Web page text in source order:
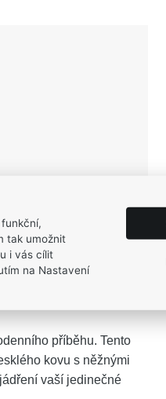
příběhu. Tento
kovu s něžnými
vaší jedinečné
tak umožnit
i vás cílit
na Nastavení